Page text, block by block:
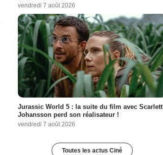
vendredi 7 août 2026
Jurassic World 5 : la suite du film avec Scarlett
Johansson perd son réalisateur !
vendredi 7 août 2026
Toutes les actus Ciné